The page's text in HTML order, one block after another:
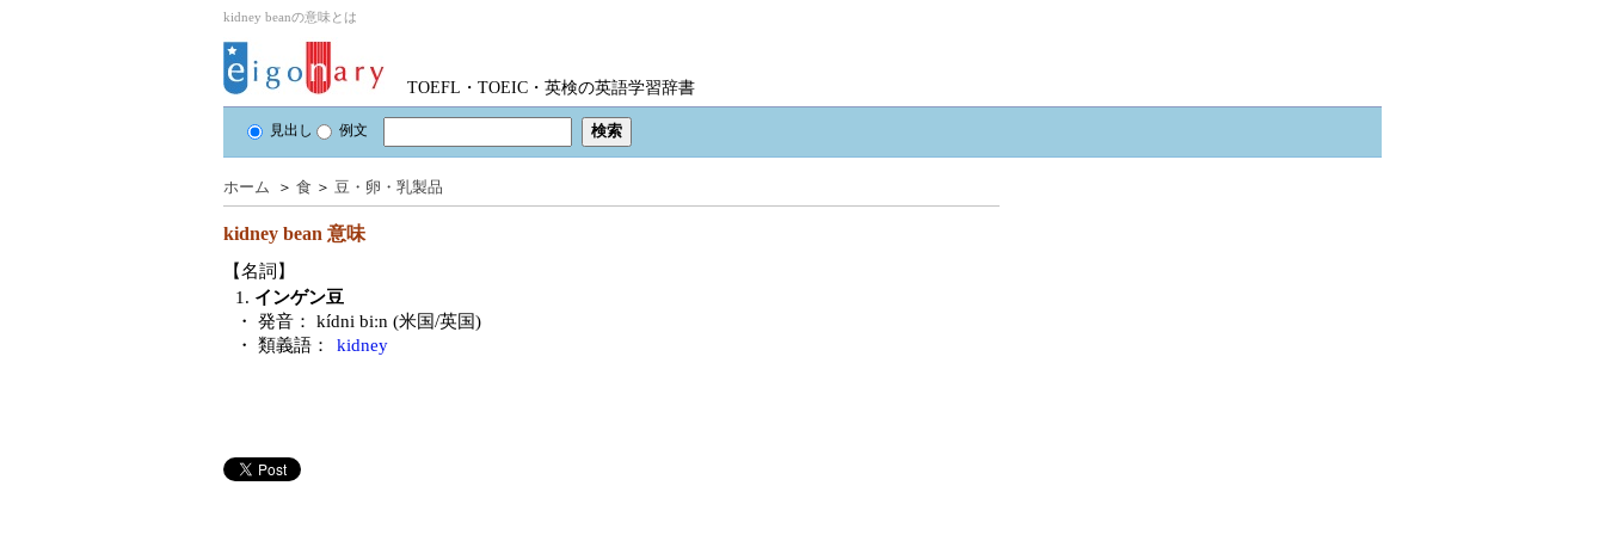
kidney beanの意味とは
TOEFL・TOEIC・英検の英語学習辞書
見出し 例文
ホーム ＞ 食 ＞ 豆・卵・乳製品
kidney bean 意味
【名詞】
1. インゲン豆
・ 発音：
kídni biːn (米国/英国)
・ 類義語：
kidney